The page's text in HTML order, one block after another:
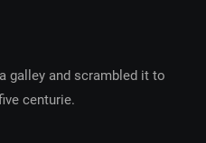
galley and scrambled it to
centurie.